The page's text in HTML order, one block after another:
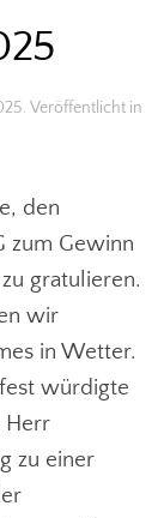
. Veröffentlicht in
den
zum Gewinn
gratulieren.
wir
in Wetter.
würdigte
Herr
zu einer